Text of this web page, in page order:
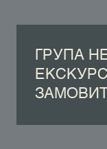
ГРУПА